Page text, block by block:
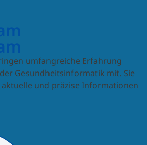
umfangreiche Erfahrung
Gesundheitsinformatik mit. Sie
und präzise Informationen